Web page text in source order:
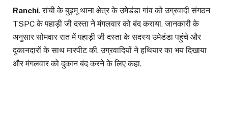
Ranchi. रांची के बुढ़मू थाना क्षेत्र के उमेडंडा गांव को उग्रवादी संगठन
TSPC के पहाड़ी जी दस्ता ने मंगलवार को बंद कराया. जानकारी के
अनुसार सोमवार रात में पहाड़ी जी दस्ता के सदस्य उमेडंडा पहुंचे और
दुकानदारों के साथ मारपीट की. उग्रवादियों ने हथियार का भय दिखाया
और मंगलवार को दुकान बंद करने के लिए कहा.